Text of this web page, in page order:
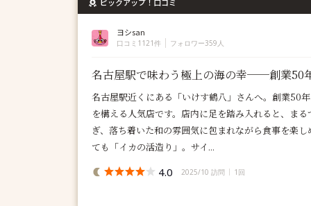
ヨシsan
口コミ1121件 フォロワー359人
名古屋駅で味わう極上の海の幸──創業50
名古屋駅近くにある「いけす鶴八」さんへ。創業50
を構える人気店です。店内に足を踏み入れると、ま
ぎ、落ち着いた和の雰囲気に包まれながら食事を楽
ても「イカの活造り」。サイ...
4.0 2025/10 訪問 1回